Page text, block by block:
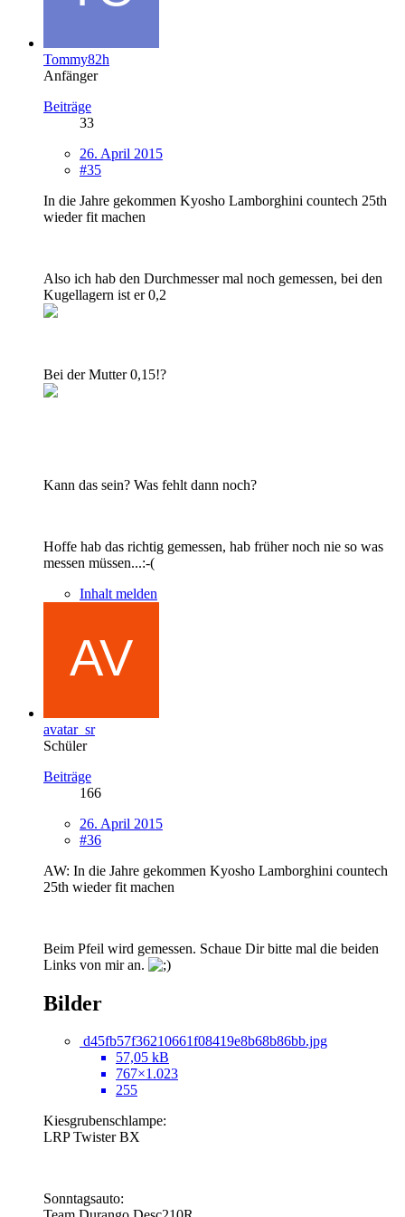
Tommy82h
Anfänger
Beiträge
33
26. April 2015
#35
In die Jahre gekommen Kyosho Lamborghini countech 25th
wieder fit machen
Also ich hab den Durchmesser mal noch gemessen, bei den
Kugellagern ist er 0,2
Bei der Mutter 0,15!?
Kann das sein? Was fehlt dann noch?
Hoffe hab das richtig gemessen, hab früher noch nie so was
messen müssen...:-(
Inhalt melden
avatar_sr
Schüler
Beiträge
166
26. April 2015
#36
AW: In die Jahre gekommen Kyosho Lamborghini countech
25th wieder fit machen
Beim Pfeil wird gemessen. Schaue Dir bitte mal die beiden
Links von mir an.
Bilder
d45fb57f36210661f08419e8b68b86bb.jpg
57,05 kB
767×1.023
255
Kiesgrubenschlampe:
LRP Twister BX
Sonntagsauto: